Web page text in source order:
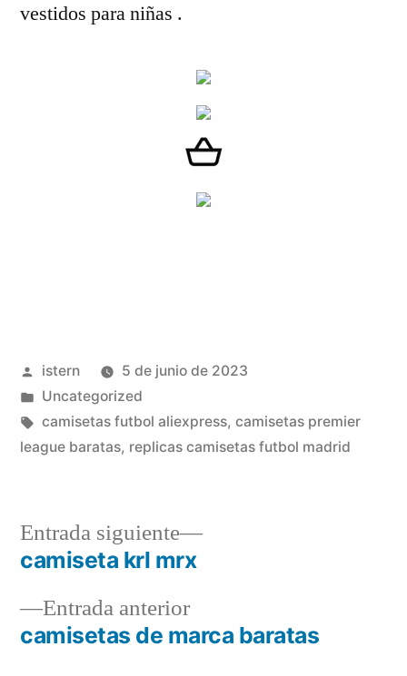
vestidos para niñas .
Publicado
por
istern
5 de junio de 2023
Publicado
en
Uncategorized
Etiquetas:
camisetas futbol aliexpress, camisetas premier
league baratas, replicas camisetas futbol madrid
Navegación
deEntrada anteriorEntrada
anterior:
camisetas de marca baratas
Entrada siguiente
Entrada
camiseta krl mrx